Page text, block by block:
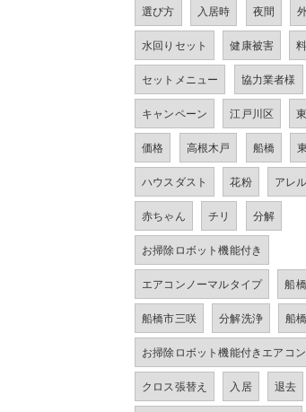
選び方 入居時 夜間
水回りセット 健康被害
セットメニュー 協力業者様
キャンペーン 江戸川区
価格 高根木戸 船橋
ハウスダスト 花粉 アレ
赤ちゃん チリ 分解
お掃除ロボット機能付き
エアコンノーマルタイプ 船
船橋市三咲 分解洗浄 船
お掃除ロボット機能付きエアコン
クロス張替え 入居 退去